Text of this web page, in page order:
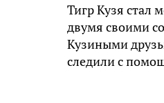
Тигр Кузя стал
двумя своими
Кузиными
следили с